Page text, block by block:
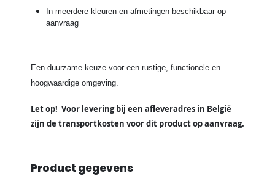
In meerdere kleuren en afmetingen beschikbaar op
aanvraag
Een duurzame keuze voor een rustige, functionele en
hoogwaardige omgeving.
Let op! Voor levering bij een afleveradres in België
zijn de transportkosten voor dit product op aanvraag.
Product gegevens